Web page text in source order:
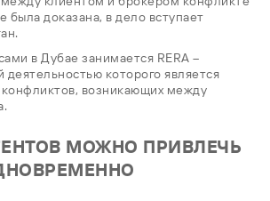
была доказана, в дело вступает
в Дубае занимается RERA –
деятельностью которого является
возникающих между
МОЖНО ПРИВЛЕЧЬ